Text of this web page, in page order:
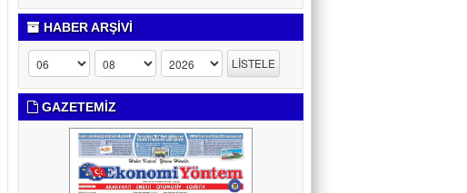
HABER ARŞİVİ
GAZETEMİZ